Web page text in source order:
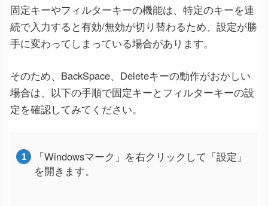
固定キーやフィルターキーの機能は、特定のキーを連
続で入力すると有効/無効が切り替わるため、設定が勝
手に変わってしまっている場合があります。
そのため、BackSpace、Deleteキーの動作がおかしい
場合は、以下の手順で固定キーとフィルターキーの設
定を確認してみてください。
「Windowsマーク」を右クリックして「設定」
を開きます。